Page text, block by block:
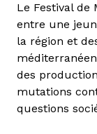
Le Festival de
entre une
la région et
des
mutations
questions